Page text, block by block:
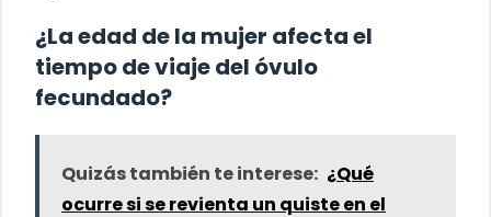
¿La edad de la mujer afecta el
tiempo de viaje del óvulo
fecundado?
Quizás también te interese: ¿Qué
ocurre si se revienta un quiste en el